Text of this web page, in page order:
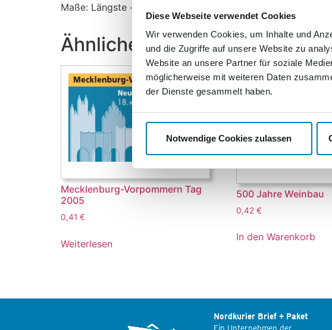
Diese Webseite verwendet Cookies
Wir verwenden Cookies, um Inhalte und
und die Zugriffe auf unsere Website zu
Website an unsere Partner für soziale
möglicherweise mit weiteren Daten
der Dienste gesammelt haben.
Notwendige Cookies zulassen
Maße: Längste + kürzeste Seite bis 90 cm
Ähnliche Produkte
Mecklenburg-Vorpommern Tag
2005
0,41 €
Weiterlesen
500 Jahre Weinbau
0,42 €
In den Warenkorb
Nordkurier Brief + Paket
Ein Unternehmen der